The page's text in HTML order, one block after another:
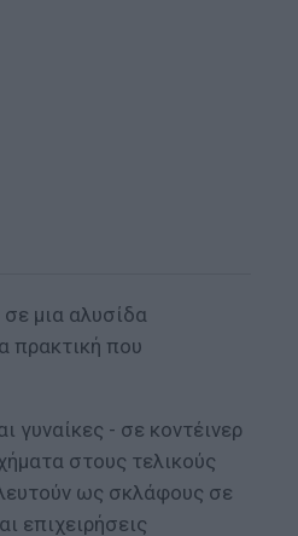
μια αλυσίδα
πρακτική που
γυναίκες - σε κοντέινερ
στους τελικούς
ως σκλάφους σε
επιχειρήσεις